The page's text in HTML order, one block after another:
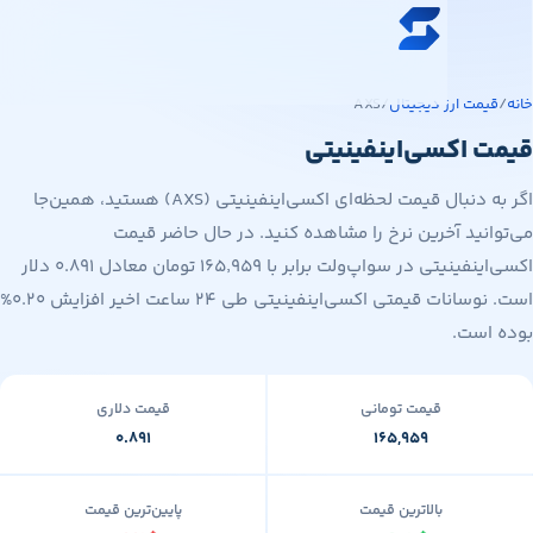
محتوای اصلی
خرید ارز دیجیتال
قیمت ارز دیجیتال
فروشگاه
سواپ‌مگ
ارز دیجیتال/
AXS
اکسی‌اینفینیتی
اگر به دنبال قیمت لحظه‌ای اکسی‌اینفینیتی (AXS) هستید، همین‌جا
آخرین نرخ را مشاهده کنید. در حال حاضر قیمت
اکسی‌اینفینیتی در سواپ‌ولت برابر با ۱۶۵٬۹۵۹ تومان معادل ۰.۸۹۱ دلار
است. نوسانات قیمتی اکسی‌اینفینیتی طی ۲۴ ساعت اخیر افزایش ۰.۲۰%
قیمت تومانی
۱۶۵,۹۵۹
قیمت دلاری
بالاترین قیمت پایین‌ترین قیمت